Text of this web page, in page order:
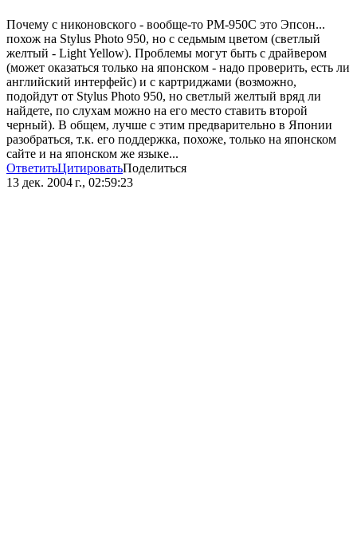
Почему с никоновского - вообще-то PM-950C это Эпсон...
похож на Stylus Photo 950, но с седьмым цветом (светлый
желтый - Light Yellow). Проблемы могут быть с драйвером
(может оказаться только на японском - надо проверить, есть ли
английский интерфейс) и с картриджами (возможно,
подойдут от Stylus Photo 950, но светлый желтый вряд ли
найдете, по слухам можно на его место ставить второй
черный). В общем, лучше с этим предварительно в Японии
разобраться, т.к. его поддержка, похоже, только на японском
сайте и на японском же языке...
ОтветитьЦитироватьПоделиться
13 дек. 2004 г., 02:59:23